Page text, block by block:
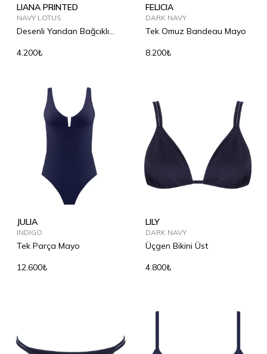
LIANA PRINTED
NAVY LOTUS
Desenli Yandan Bağcıklı
4.200₺
FELICIA
DARK NAVY
Tek Omuz Bandeau Mayo
8.200₺
JULIA
INDIGO
Tek Parça Mayo
12.600₺
LILY
DARK NAVY
Üçgen Bikini Üst
4.800₺